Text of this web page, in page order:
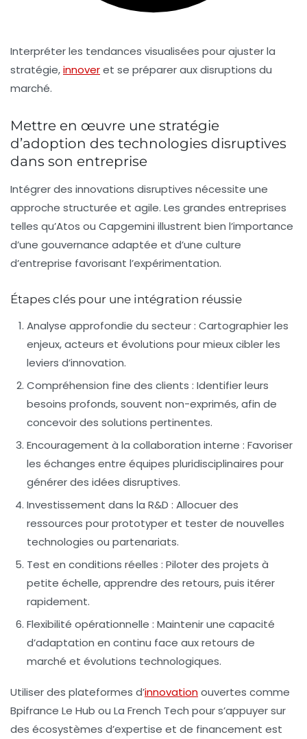
Interpréter les tendances visualisées pour ajuster la
stratégie,innoveret se préparer aux disruptions du
marché.
Mettre en œuvre une stratégie
d’adoption des technologies disruptives
dans son entreprise
Intégrer des innovations disruptives nécessite une
approche structurée et agile. Les grandes entreprises
telles qu’Atos ou Capgemini illustrent bien l’importance
d’une gouvernance adaptée et d’une culture
d’entreprise favorisant l’expérimentation.
Étapes clés pour une intégration réussie
Analyse approfondie du secteur : Cartographier les
enjeux, acteurs et évolutions pour mieux cibler les
leviers d’innovation.
Compréhension fine des clients : Identifier leurs
besoins profonds, souvent non-exprimés, afin de
concevoir des solutions pertinentes.
Encouragement à la collaboration interne : Favoriser
les échanges entre équipes pluridisciplinaires pour
générer des idées disruptives.
Investissement dans la R&D : Allocuer des
ressources pour prototyper et tester de nouvelles
technologies ou partenariats.
Test en conditions réelles : Piloter des projets à
petite échelle, apprendre des retours, puis itérer
rapidement.
Flexibilité opérationnelle : Maintenir une capacité
d’adaptation en continu face aux retours de
marché et évolutions technologiques.
Utiliser des plateformes d’innovationouvertes comme
Bpifrance Le Hub ou La French Tech pour s’appuyer sur
des écosystèmes d’expertise et de financement est